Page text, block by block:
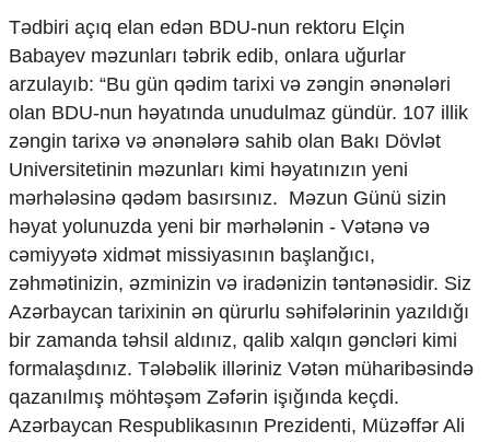
Mədəniyyətimizin Zəfəri
Zəfər Diasporu
Səhiyyə
Ailə və uşaq
Turizm
İqtisadiyyat
İqtisadi xəbərlər
Energetika
Neft-qaz
Əmək və sosial siyasət
Kənd təsərrüfatı
Hərbi sənaye
Telekommunikasiya və nəqliyyat
COP29
Cəmiyyət
Tədbiri açıq elan edən BDU-nun rektoru Elçin
Babayev məzunları təbrik edib, onlara uğurlar
arzulayıb: “Bu gün qədim tarixi və zəngin ənənələri
olan BDU-nun həyatında unudulmaz gündür. 107 illik
zəngin tarixə və ənənələrə sahib olan Bakı Dövlət
Universitetinin məzunları kimi həyatınızın yeni
mərhələsinə qədəm basırsınız. Məzun Günü sizin
həyat yolunuzda yeni bir mərhələnin - Vətənə və
cəmiyyətə xidmət missiyasının başlanğıcı,
zəhmətinizin, əzminizin və iradənizin təntənəsidir. Siz
Azərbaycan tarixinin ən qürurlu səhifələrinin yazıldığı
bir zamanda təhsil aldınız, qalib xalqın gəncləri kimi
formalaşdınız. Tələbəlik illəriniz Vətən müharibəsində
qazanılmış möhtəşəm Zəfərin işığında keçdi.
Azərbaycan Respublikasının Prezidenti, Müzəffər Ali